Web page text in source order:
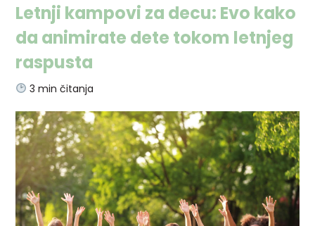
Letnji kampovi za decu: Evo kako
da animirate dete tokom letnjeg
raspusta
3 min čitanja